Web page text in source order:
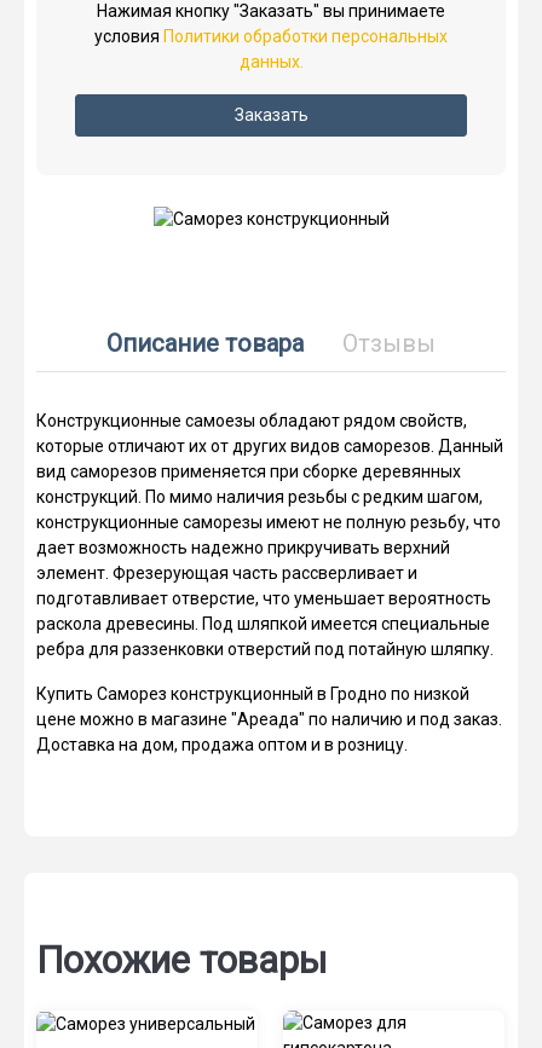
Нажимая кнопку "Заказать" вы принимаете
условия Политики обработки персональных
данных.
Заказать
Описание товара Отзывы
Конструкционные самоезы обладают рядом свойств,
которые отличают их от других видов саморезов. Данный
вид саморезов применяется при сборке деревянных
конструкций. По мимо наличия резьбы с редким шагом,
конструкционные саморезы имеют не полную резьбу, что
дает возможность надежно прикручивать верхний
элемент. Фрезерующая часть рассверливает и
подготавливает отверстие, что уменьшает вероятность
раскола древесины. Под шляпкой имеется специальные
ребра для раззенковки отверстий под потайную шляпку.
Купить Саморез конструкционный в Гродно по низкой
цене можно в магазине "Ареада" по наличию и под заказ.
Доставка на дом, продажа оптом и в розницу.
Похожие товары